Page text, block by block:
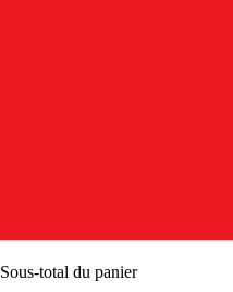
Sous-total du panier